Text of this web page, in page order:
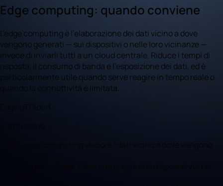
Edge computing: quando conviene
L'edge computing è l'elaborazione dei dati vicino a dove
vengono generati — sui dispositivi o nelle loro vicinanze —
invece di inviarli tutti a un cloud centrale. Riduce i tempi di
risposta, il consumo di banda e l'esposizione dei dati, ed è
particolarmente utile quando serve reagire in tempo reale o
quando la connettività è limitata.
Cloud